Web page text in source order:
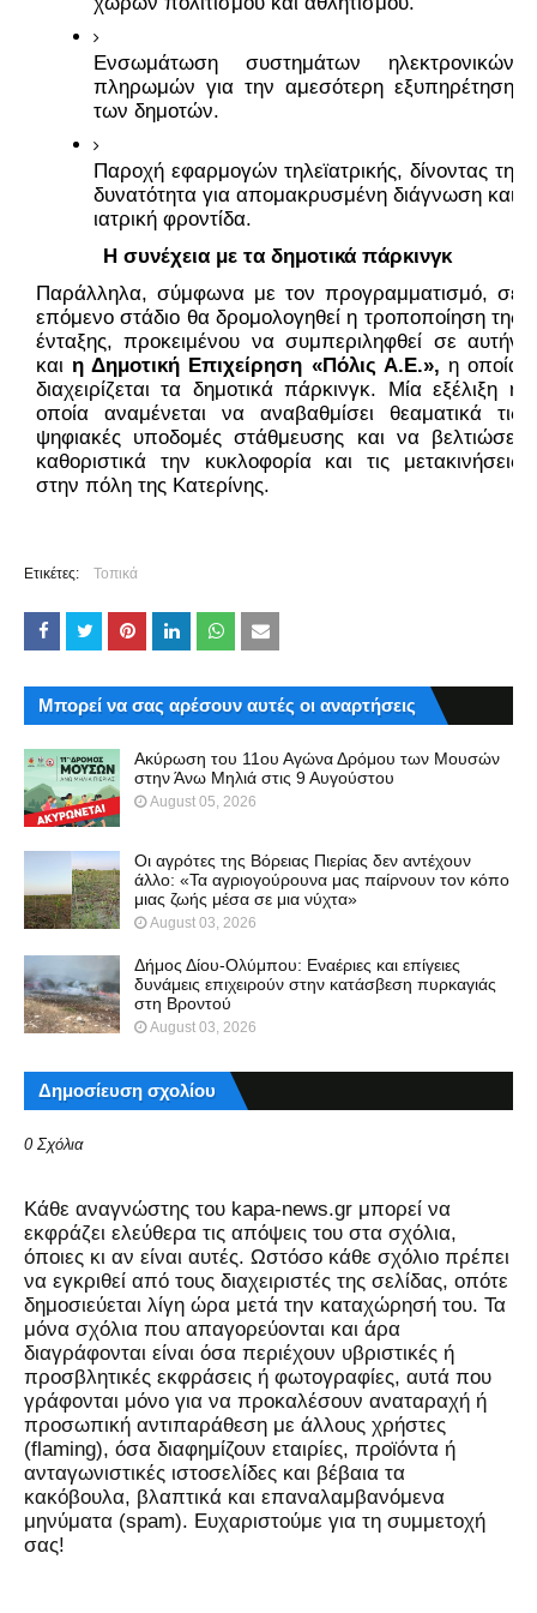
Ενσωμάτωση συστημάτων ηλεκτρονικών
πληρωμών για την αμεσότερη εξυπηρέτηση
των δημοτών.
Παροχή εφαρμογών τηλεϊατρικής, δίνοντας τη
δυνατότητα για απομακρυσμένη διάγνωση και
ιατρική φροντίδα.
Η συνέχεια με τα δημοτικά πάρκινγκ
Παράλληλα, σύμφωνα με τον προγραμματισμό, σε
επόμενο στάδιο θα δρομολογηθεί η τροποποίηση της
ένταξης, προκειμένου να συμπεριληφθεί σε αυτήν
και η Δημοτική Επιχείρηση «Πόλις Α.Ε.», η οποία
διαχειρίζεται τα δημοτικά πάρκινγκ. Μία εξέλιξη η
οποία αναμένεται να αναβαθμίσει θεαματικά τις
ψηφιακές υποδομές στάθμευσης και να βελτιώσει
καθοριστικά την κυκλοφορία και τις μετακινήσεις
στην πόλη της Κατερίνης.
Ετικέτες: Τοπικά
Μπορεί να σας αρέσουν αυτές οι αναρτήσεις
Ακύρωση του 11ου Αγώνα Δρόμου των Μουσών
στην Άνω Μηλιά στις 9 Αυγούστου
August 05, 2026
Οι αγρότες της Βόρειας Πιερίας δεν αντέχουν
άλλο: «Τα αγριογούρουνα μας παίρνουν τον κόπο
μιας ζωής μέσα σε μια νύχτα»
August 03, 2026
Δήμος Δίου-Ολύμπου: Εναέριες και επίγειες
δυνάμεις επιχειρούν στην κατάσβεση πυρκαγιάς
στη Βροντού
August 03, 2026
Δημοσίευση σχολίου
0 Σχόλια
Kάθε αναγνώστης του kapa-news.gr μπορεί να
εκφράζει ελεύθερα τις απόψεις του στα σχόλια,
όποιες κι αν είναι αυτές. Ωστόσο κάθε σχόλιο πρέπει
να εγκριθεί από τους διαχειριστές της σελίδας, οπότε
δημοσιεύεται λίγη ώρα μετά την καταχώρησή του. Τα
μόνα σχόλια που απαγορεύονται και άρα
διαγράφονται είναι όσα περιέχουν υβριστικές ή
προσβλητικές εκφράσεις ή φωτογραφίες, αυτά που
γράφονται μόνο για να προκαλέσουν αναταραχή ή
προσωπική αντιπαράθεση με άλλους χρήστες
(flaming), όσα διαφημίζουν εταιρίες, προϊόντα ή
ανταγωνιστικές ιστοσελίδες και βέβαια τα
κακόβουλα, βλαπτικά και επαναλαμβανόμενα
μηνύματα (spam). Ευχαριστούμε για τη συμμετοχή
σας!